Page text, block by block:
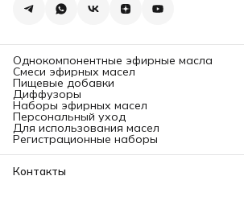
Однокомпонентные эфирные масла
Смеси эфирных масел
Пищевые добавки
Диффузоры
Наборы эфирных масел
Персональный уход
Для использования масел
Регистрационные наборы
Контакты